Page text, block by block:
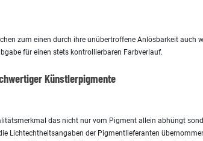
zum einen durch ihre unübertroffene Anlösbarkeit auch
für einen stets kontrollierbaren Farbverlauf.
Künstlerpigmente
das nicht nur vom Pigment allein abhüngt
Lichtechtheitsangaben der Pigmentlieferanten